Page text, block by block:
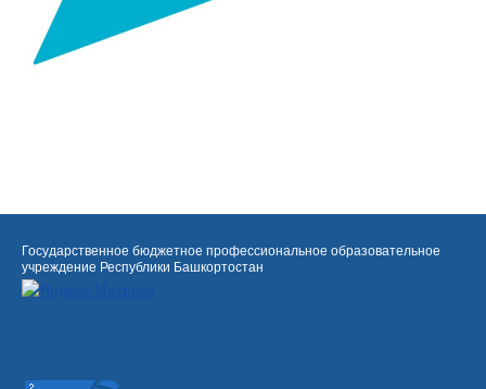
Государственное бюджетное профессиональное образовательное
учреждение Республики Башкортостан